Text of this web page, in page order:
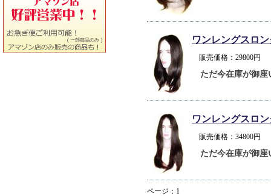
ワンレングスロ
販売価格：29800
ただ今在庫が御座
ワンレングスロ
販売価格：34800
ただ今在庫が御座
ページ：1